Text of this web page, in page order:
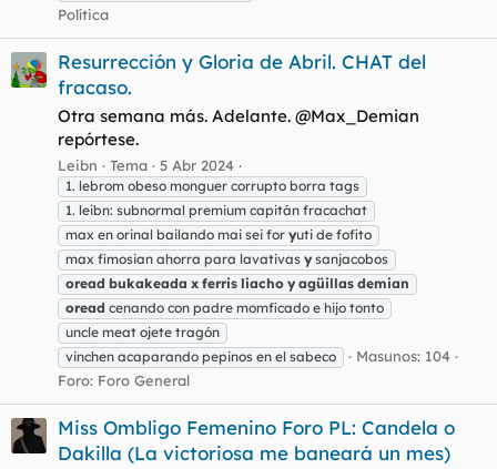
Política
Resurrección y Gloria de Abril. CHAT del
fracaso.
Otra semana más. Adelante. @Max_Demian
repórtese.
Leibn Tema 5 Abr 2024
1. lebrom obeso monguer corrupto borra tags
1. leibn: subnormal premium capitán fracachat
max en orinal bailando mai sei for yuti de fofito
max fimosian ahorra para lavativas y sanjacobos
oread bukakeada x ferris liacho y agüillas demian
oread cenando con padre momficado e hijo tonto
uncle meat ojete tragón
vinchen acaparando pepinos en el sabeco
Masunos: 104
Foro: Foro General
Miss Ombligo Femenino Foro PL: Candela o
Dakilla (La victoriosa me baneará un mes)